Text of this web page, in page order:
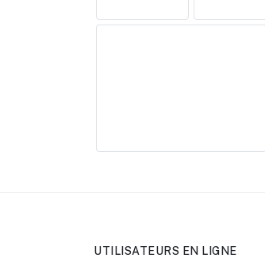
UTILISATEURS EN LIGNE